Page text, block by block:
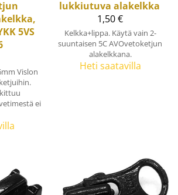
5VS
Vislon
ei
lukkiutuva alakelkka
1,50 €
Kelkka+lippa. Käytä vain 2-
suuntaisen 5C AVOvetoketjun
alakelkkana.
Heti saatavilla